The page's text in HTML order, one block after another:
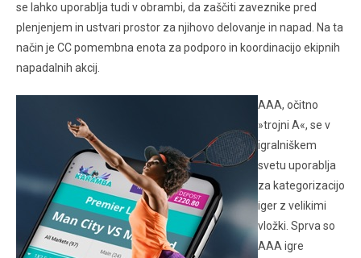
se lahko uporablja tudi v obrambi, da zaščiti zaveznike pred
plenjenjem in ustvari prostor za njihovo delovanje in napad. Na ta
način je CC pomembna enota za podporo in koordinacijo ekipnih
napadalnih akcij.
AAA, očitno
»trojni A«, se v
igralniškem
svetu uporablja
za kategorizacijo
iger z velikimi
vložki. Sprva so
AAA igre